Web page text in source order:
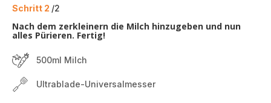
Schritt 2 /2
Nach dem zerkleinern die Milch hinzugeben und nun
alles Pürieren. Fertig!
500ml Milch
Ultrablade-Universalmesser